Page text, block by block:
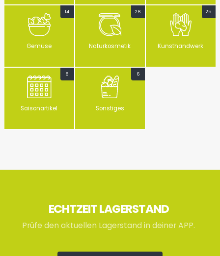
14
Gemüse
26
Naturkosmetik
25
Kunsthandwerk
8
Saisonartikel
6
Sonstiges
ECHTZEIT LAGERSTAND
Prüfe den aktuellen Lagerstand in deiner APP.